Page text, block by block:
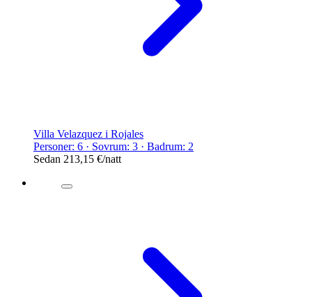
Villa Velazquez i Rojales
Personer: 6 · Sovrum: 3 · Badrum: 2
Sedan 213,15 €/natt